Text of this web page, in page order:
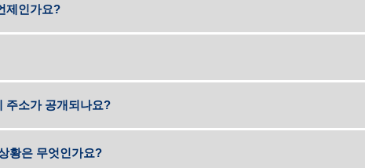
제인가요?
주소가 공개되나요?
황은 무엇인가요?